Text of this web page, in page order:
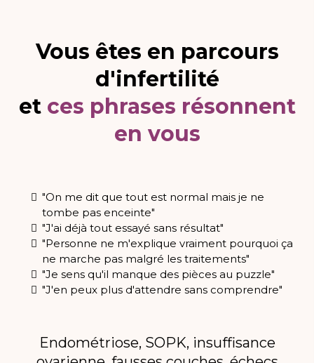
Vous êtes en parcours
d'infertilité
et ces phrases résonnent
en vous
"On me dit que tout est normal mais je ne
tombe pas enceinte"
"J'ai déjà tout essayé sans résultat"
"Personne ne m'explique vraiment pourquoi ça
ne marche pas malgré les traitements"
"Je sens qu'il manque des pièces au puzzle"
"J'en peux plus d'attendre sans comprendre"
Endométriose, SOPK, insuffisance